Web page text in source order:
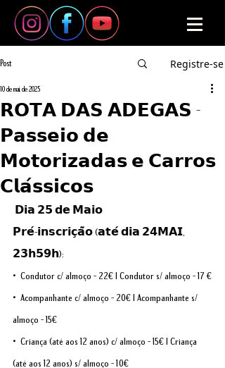
Post Registre-se
𝗥𝗢𝗧𝗔 𝗗𝗔𝗦 𝗔𝗗𝗘𝗚𝗔𝗦 -
𝗣𝗮𝘀𝘀𝗲𝗶𝗼 𝗱𝗲
𝗠𝗼𝘁𝗼𝗿𝗶𝘇𝗮𝗱𝗮𝘀 𝗲 𝗖𝗮𝗿𝗿𝗼𝘀
𝗖𝗹𝗮́𝘀𝘀𝗶𝗰𝗼𝘀
10 de mai. de 2025
𝗗𝗶𝗮 𝟮𝟱 𝗱𝗲 𝗠𝗮𝗶𝗼
𝗣𝗿𝗲́-𝗶𝗻𝘀𝗰𝗿𝗶𝗰̧𝗮̃𝗼 (𝗮𝘁𝗲́ 𝗱𝗶𝗮 𝟮𝟰𝗠𝗔𝗜,
𝟮𝟯𝗵𝟱𝟵𝗵):
• Condutor c/ almoço - 22€ | Condutor s/ almoço - 17 €
• Acompanhante c/ almoço - 20€ | Acompanhante s/
almoço - 15€
• Criança (até aos 12 anos) c/ almoço - 15€ | Criança
(até aos 12 anos) s/ almoço - 10€